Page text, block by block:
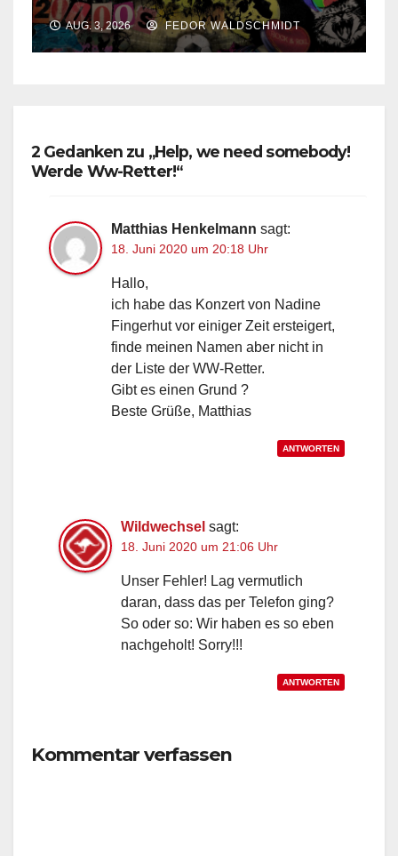
AUG. 3, 2026 FEDOR WALDSCHMIDT
2 Gedanken zu „Help, we need somebody!
Werde Ww-Retter!“
Matthias Henkelmann sagt:
18. Juni 2020 um 20:18 Uhr
Hallo,
ich habe das Konzert von Nadine
Fingerhut vor einiger Zeit ersteigert,
finde meinen Namen aber nicht in
der Liste der WW-Retter.
Gibt es einen Grund ?
Beste Grüße, Matthias
ANTWORTEN
Wildwechsel sagt:
18. Juni 2020 um 21:06 Uhr
Unser Fehler! Lag vermutlich
daran, dass das per Telefon ging?
So oder so: Wir haben es so eben
nachgeholt! Sorry!!!
ANTWORTEN
Kommentar verfassen